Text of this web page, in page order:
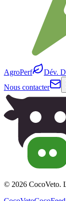
AgroPerf
Dév.
Nous contacter
© 2026 CocoVeto.